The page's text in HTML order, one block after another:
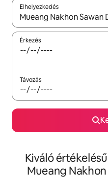
Elhelyezkedés
Az eredmények között a
Érkezés
Távozás
Kiváló
Mueang